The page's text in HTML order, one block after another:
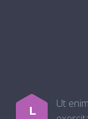
L
Ut